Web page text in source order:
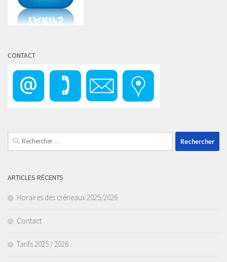
CONTACT
Rechercher :
ARTICLES RÉCENTS
Horaires des créneaux 2025/2026
Contact
Tarifs 2025 / 2026